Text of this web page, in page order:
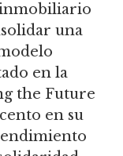
una
en la
the Future
en su